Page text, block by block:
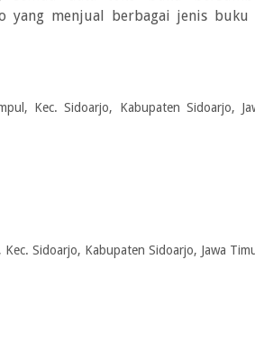
yang menjual berbagai jenis buku
Kec. Sidoarjo, Kabupaten Sidoarjo,
Sidoarjo, Kabupaten Sidoarjo, Jawa